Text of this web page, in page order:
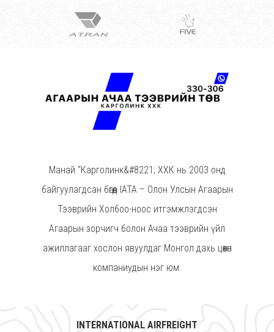
Манай “Карголинк&#8221; ХХК нь 2003 онд
байгуулагдсан бөгөөд IATA – Олон Улсын Агаарын
Тээврийн Холбоо-ноос итгэмжлэгдсэн
Агаарын зорчигч болон Ачаа тээврийн үйл
ажиллагааг хослон явуулдаг Монгол дахь цөөхөн
компаниудын нэг юм.
INTERNATIONAL AIRFREIGHT